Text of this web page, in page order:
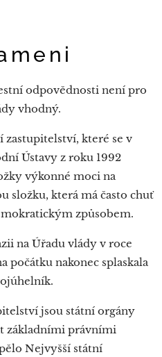
odpovědnosti není pro
vhodný.
které se v
Ústavy z roku 1992
výkonné moci na
složku, která má často chuť
způsobem.
na Úřadu vlády v roce
počátku nakonec splaskala
jsou státní orgány
základními právními
Nejvyšší státní